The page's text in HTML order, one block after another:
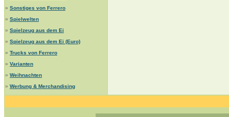
» Sonstiges von Ferrero
» Spielwelten
» Spielzeug aus dem Ei
» Spielzeug aus dem Ei (Euro)
» Trucks von Ferrero
» Varianten
» Weihnachten
» Werbung & Merchandising